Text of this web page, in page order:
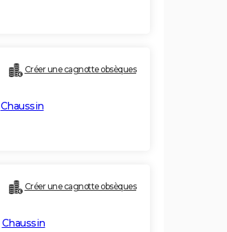
Créer une cagnotte obsèques
Chaussin
Créer une cagnotte obsèques
Chaussin